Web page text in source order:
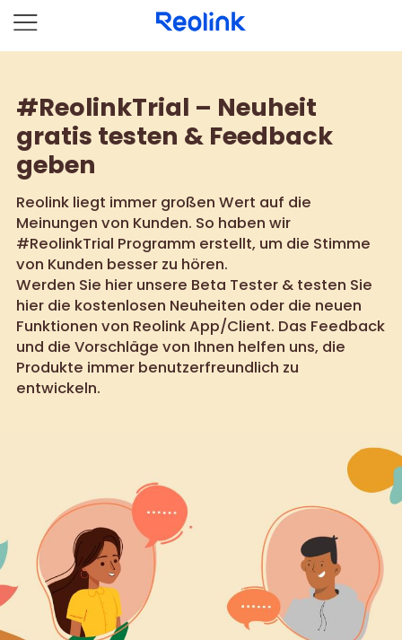
#ReolinkTrial – Neuheit
gratis testen & Feedback
geben
Reolink liegt immer großen Wert auf die
Meinungen von Kunden. So haben wir
#ReolinkTrial Programm erstellt, um die Stimme
von Kunden besser zu hören.
Werden Sie hier unsere Beta Tester & testen Sie
hier die kostenlosen Neuheiten oder die neuen
Funktionen von Reolink App/Client. Das Feedback
und die Vorschläge von Ihnen helfen uns, die
Produkte immer benutzerfreundlich zu
entwickeln.